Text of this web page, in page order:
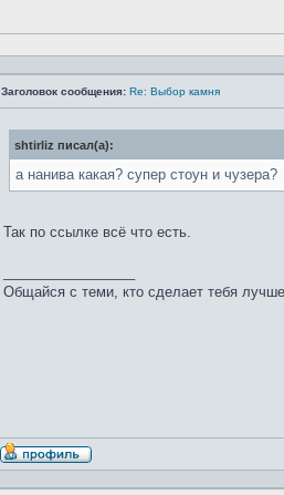
Заголовок сообщения: Re: Выбор камня
shtirliz писал(а):
а нанива какая? супер стоун и чузера?
Так по ссылке всё что есть.
Общайся с теми, кто сделает тебя